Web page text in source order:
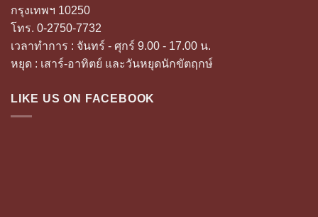
กรุงเทพฯ 10250
โทร. 0-2750-7732
เวลาทำการ : จันทร์ - ศุกร์ 9.00 - 17.00 น.
หยุด : เสาร์-อาทิตย์ และวันหยุดนักขัตฤกษ์
LIKE US ON FACEBOOK